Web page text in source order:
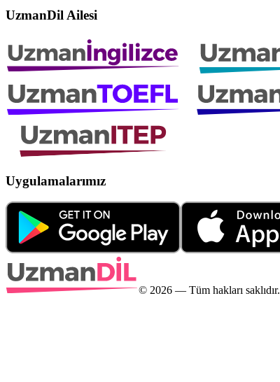
UzmanDil Ailesi
Uygulamalarımız
© 2026 — Tüm hakları saklıdır.